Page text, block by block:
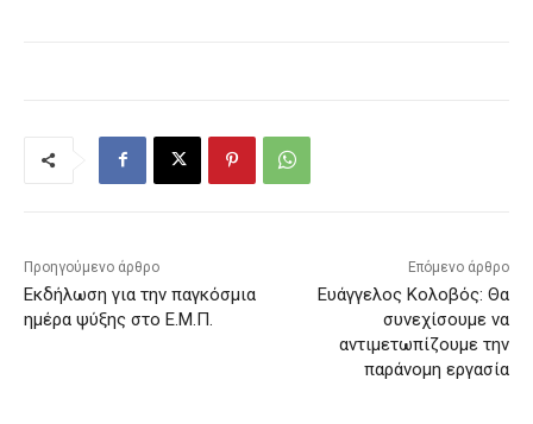
Προηγούμενο άρθρο
Εκδήλωση για την παγκόσμια
ημέρα ψύξης στο Ε.Μ.Π.
Επόμενο άρθρο
Ευάγγελος Κολοβός: Θα
συνεχίσουμε να
αντιμετωπίζουμε την
παράνομη εργασία